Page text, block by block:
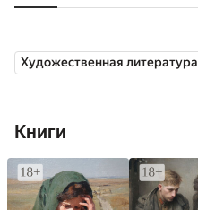
Художественная литература
Книги